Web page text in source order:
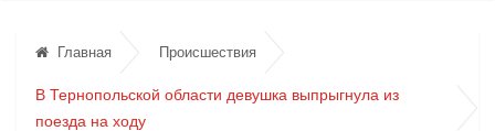
Главная Происшествия
В Тернопольской области девушка выпрыгнула из
поезда на ходу